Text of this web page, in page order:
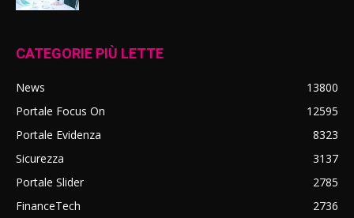
CATEGORIE PIÙ LETTE
News
13800
Portale Focus On
12595
Portale Evidenza
8323
Sicurezza
3137
Portale Slider
2785
FinanceTech
2736